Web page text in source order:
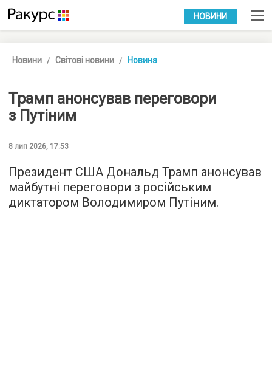
УКР РУС
НОВИНИ
Новини Світові новини Новина
Трамп анонсував переговори
з Путіним
8 лип 2026, 17:53
Президент США Дональд Трамп анонсував
майбутні переговори з російським
диктатором Володимиром Путіним.